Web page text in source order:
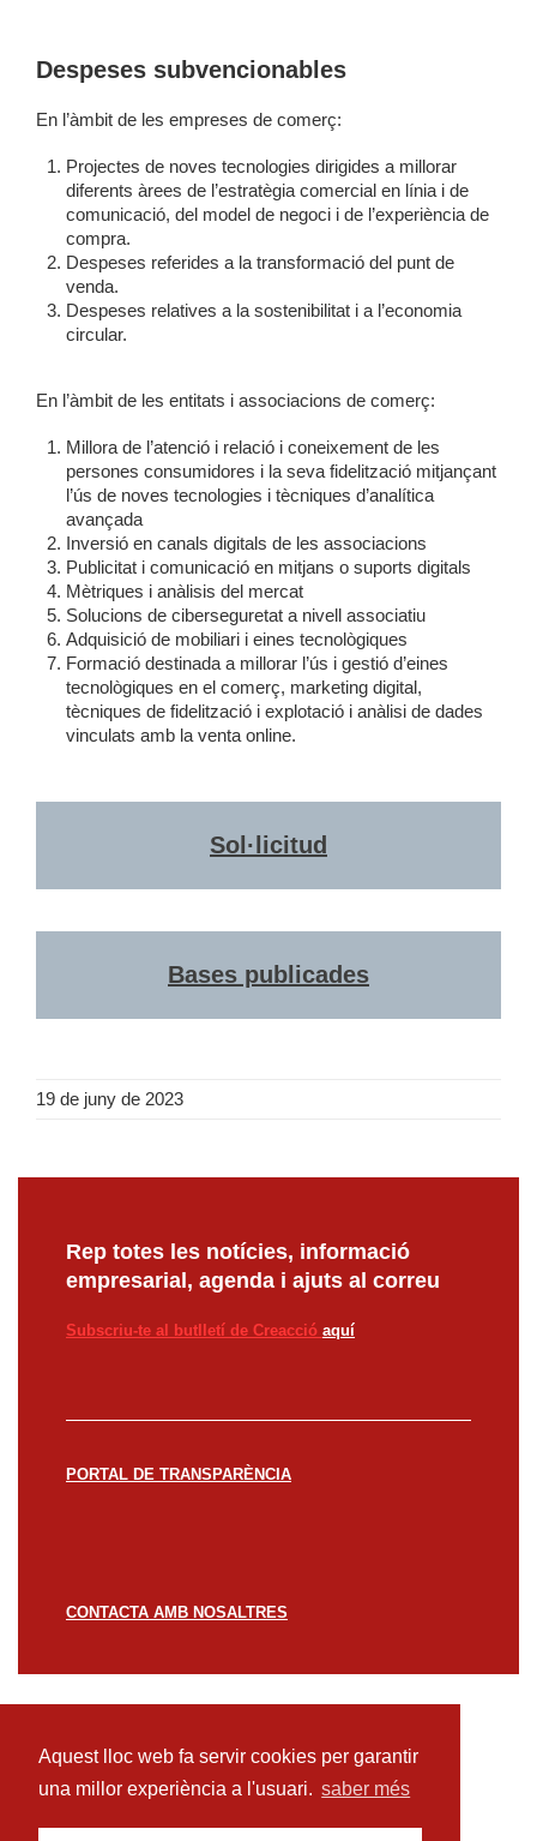
Aquest lloc web fa servir cookies per garantir
una millor experiència a l'usuari. saber més
Despeses subvencionables
En l’àmbit de les empreses de comerç:
Projectes de noves tecnologies dirigides a millorar
diferents àrees de l’estratègia comercial en línia i de
comunicació, del model de negoci i de l’experiència de
compra.
Despeses referides a la transformació del punt de
venda.
Despeses relatives a la sostenibilitat i a l’economia
circular.
En l’àmbit de les entitats i associacions de comerç:
Millora de l’atenció i relació i coneixement de les
persones consumidores i la seva fidelització mitjançant
l’ús de noves tecnologies i tècniques d’analítica
avançada
Inversió en canals digitals de les associacions
Publicitat i comunicació en mitjans o suports digitals
Mètriques i anàlisis del mercat
Solucions de ciberseguretat a nivell associatiu
Adquisició de mobiliari i eines tecnològiques
Formació destinada a millorar l’ús i gestió d’eines
tecnològiques en el comerç, marketing digital,
tècniques de fidelització i explotació i anàlisi de dades
vinculats amb la venta online.
Sol·licitud
Bases publicades
19 de juny de 2023
Rep totes les notícies, informació
empresarial, agenda i ajuts al correu
Subscriu-te al butlletí de Creacció aquí
PORTAL DE TRANSPARÈNCIA
CONTACTA AMB NOSALTRES